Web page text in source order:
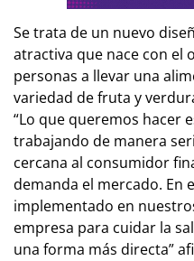
Se trata de un nuevo
atractiva que nace con el
personas a llevar una
variedad de fruta y
“Lo que queremos hacer
trabajando de manera
cercana al consumidor
demanda el mercado. En
implementado en
empresa para cuidar la
una forma más directa”